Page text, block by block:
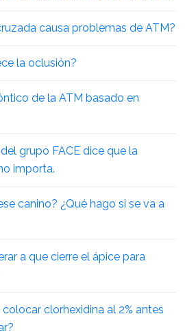
causa problemas de ATM?
la oclusión?
de la ATM basado en
grupo FACE dice que la
importa.
canino? ¿Qué hago si se va a
a que cierre el ápice para
clorhexidina al 2% antes